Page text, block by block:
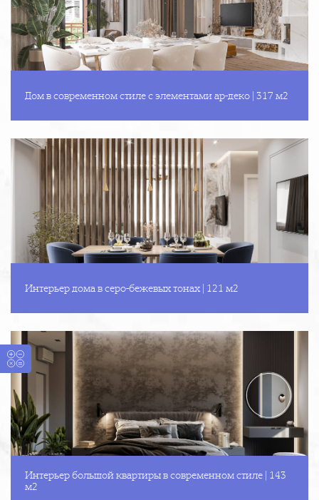
Дом в современном стиле с элементами ар-деко | 317 м2
Интерьер дома в серо-бежевых тонах | 121 м2
Интерьер большой квартиры в современном стиле | 143
м2